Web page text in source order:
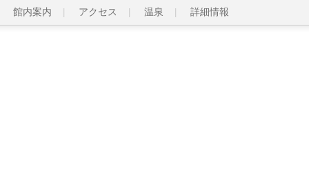
館内案内 アクセス 温泉 詳細情報